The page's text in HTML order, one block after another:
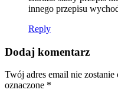
innego przepisu
Reply
Dodaj komentarz
Twój adres email nie
oznaczone *